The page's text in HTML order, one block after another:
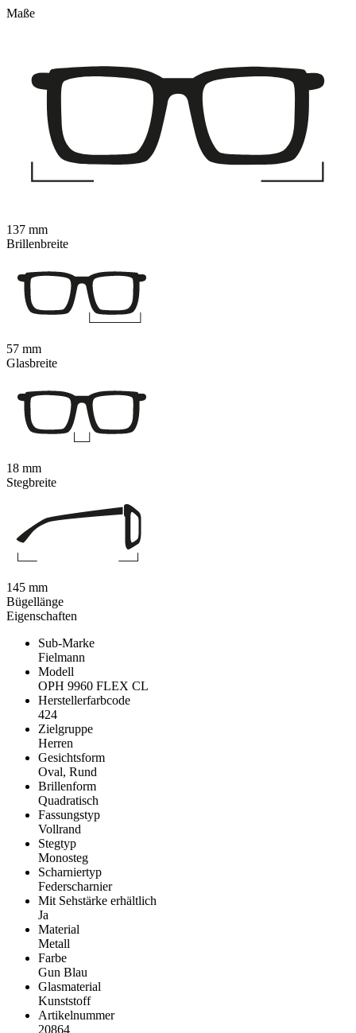
Eigenschaften
Sub-Marke
Fielmann
Modell
OPH 9960 FLEX CL
Herstellerfarbcode
424
Zielgruppe
Herren
Gesichtsform
Oval, Rund
Brillenform
Quadratisch
Fassungstyp
Vollrand
Stegtyp
Monosteg
Scharniertyp
Federscharnier
Mit Sehstärke erhältlich
Ja
Material
Metall
Farbe
Gun Blau
Glasmaterial
Kunststoff
Artikelnummer
20864
Maße
137 mm
Brillenbreite
57 mm
Glasbreite
18 mm
Stegbreite
145 mm
Bügellänge